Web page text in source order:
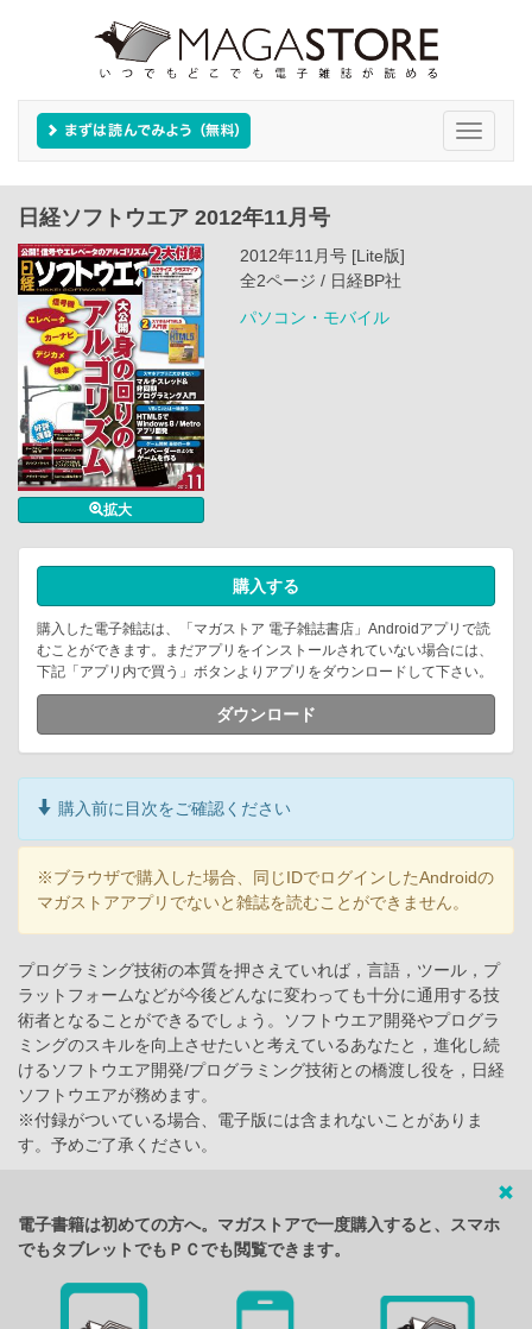
Toggle
日経ソフトウエア 2012年11月号
拡大
2012年11月号 [Lite版]
全2ページ / 日経BP社
パソコン・モバイル
購入する
購入した電子雑誌は、「マガストア 電子雑誌書店」Androidアプリで読
むことができます。まだアプリをインストールされていない場合には、
下記「アプリ内で買う」ボタンよりアプリをダウンロードして下さい。
ダウンロード
購入前に目次をご確認ください
※ブラウザで購入した場合、同じIDでログインしたAndroidの
マガストアアプリでないと雑誌を読むことができません。
プログラミング技術の本質を押さえていれば，言語，ツール，プ
ラットフォームなどが今後どんなに変わっても十分に通用する技
術者となることができるでしょう。ソフトウエア開発やプログラ
ミングのスキルを向上させたいと考えているあなたと，進化し続
けるソフトウエア開発/プログラミング技術との橋渡し役を，日経
ソフトウエアが務めます。
※付録がついている場合、電子版には含まれないことがありま
す。予めご了承ください。
電子書籍は初めての方へ。マガストアで一度購入すると、スマホ
でもタブレットでもＰＣでも閲覧できます。